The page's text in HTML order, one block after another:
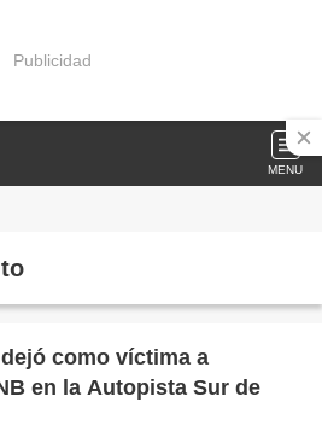
Publicidad
MENU
como víctima a
en la Autopista Sur de